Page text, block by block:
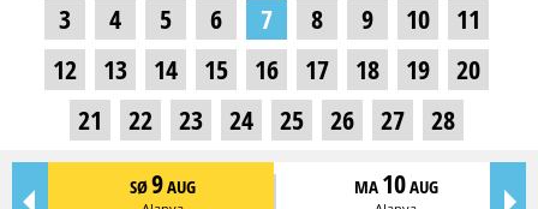
3 4 5 6 7 8 9 10
11
12
13 14 15 16 17 18 19
20
21
22 23 24 25 26 27 28
SØ9AUG MA 10AUG